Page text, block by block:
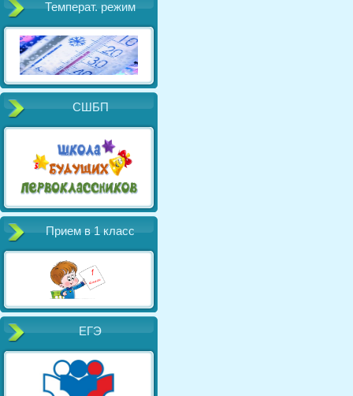
Температ. режим
СШБП
Прием в 1 класс
ЕГЭ